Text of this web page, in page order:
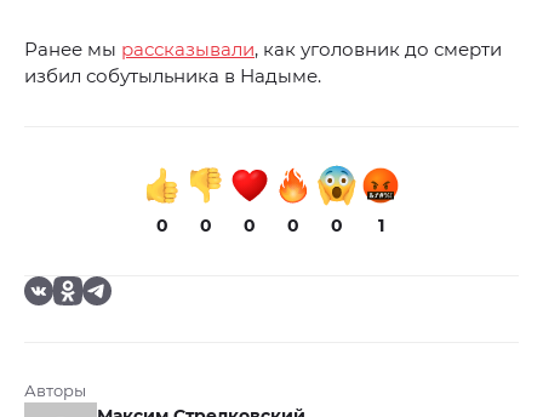
Ранее мы рассказывали, как уголовник до смерти
избил собутыльника в Надыме.
0 0 0 0 0 1
Авторы